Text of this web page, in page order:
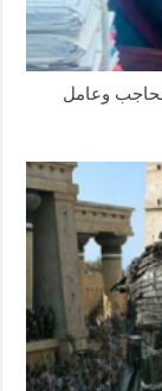
غمزة بـ”100 جنيه للحاجب وعامل